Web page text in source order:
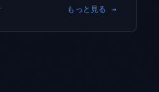
もっと見る →